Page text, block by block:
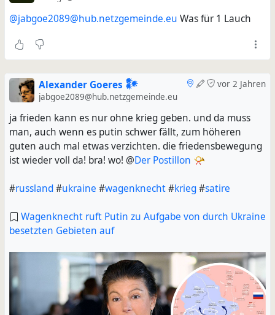
@jabgoe2089@hub.netzgemeinde.eu Was für 1 Lauch
vor 2 Jahren
Alexander Goeres 𒀯
jabgoe2089@hub.netzgemeinde.eu
ja frieden kann es nur ohne krieg geben. und da muss
man, auch wenn es putin schwer fällt, zum höheren
guten auch mal etwas verzichten. die friedensbewegung
ist wieder voll da! bra! wo! @Der Postillon 📯
#russland#ukraine #wagenknecht#krieg#satire
Wagenknecht ruft Putin zu Aufgabe von durch Ukraine
besetzten Gebieten auf